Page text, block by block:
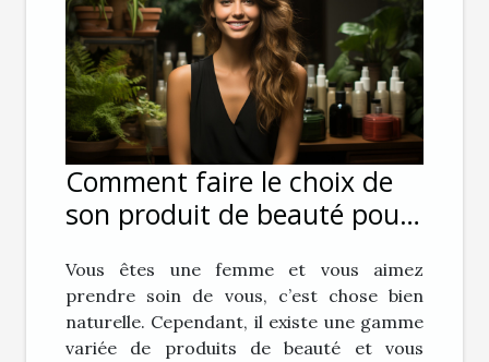
Comment faire le choix de
son produit de beauté pour
Vous êtes une femme et vous aimez
prendre soin de vous, c’est chose bien
naturelle. Cependant, il existe une gamme
variée de produits de beauté et vous